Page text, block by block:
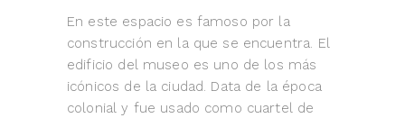
En este espacio es famoso por la
construcción en la que se encuentra. El
edificio del museo es uno de los más
icónicos de la ciudad. Data de la época
colonial y fue usado como cuartel de